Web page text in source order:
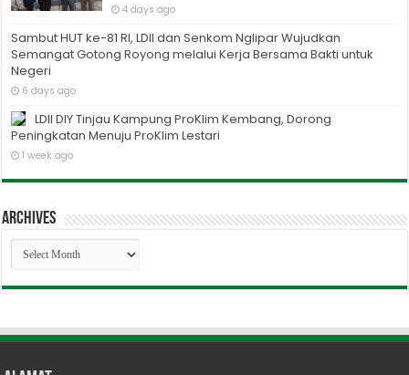
4 days ago
Sambut HUT ke-81 RI, LDII dan Senkom Nglipar Wujudkan
Semangat Gotong Royong melalui Kerja Bersama Bakti untuk
Negeri
6 days ago
LDII DIY Tinjau Kampung ProKlim Kembang, Dorong
Peningkatan Menuju ProKlim Lestari
1 week ago
Archives
Archives